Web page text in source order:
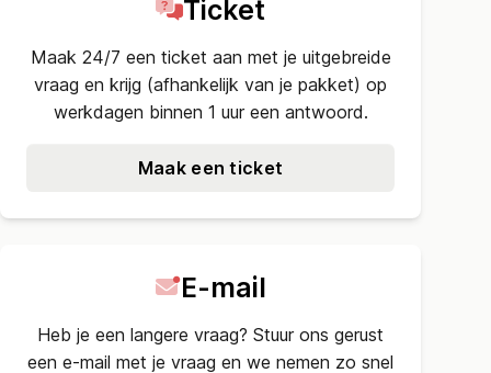
Ticket
Maak 24/7 een ticket aan met je uitgebreide
vraag en krijg (afhankelijk van je pakket) op
werkdagen binnen 1 uur een antwoord.
Maak een ticket
E-mail
Heb je een langere vraag? Stuur ons gerust
een e-mail met je vraag en we nemen zo snel